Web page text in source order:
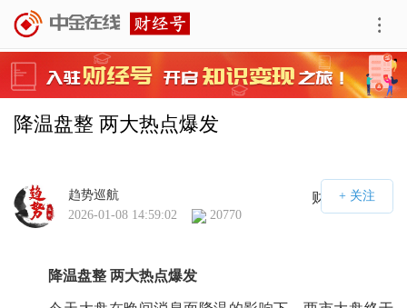
降温盘整 两大热点爆发
财经号APP
趋势巡航
2026-01-08 14:59:02
20770
降温盘整 两大热点爆发